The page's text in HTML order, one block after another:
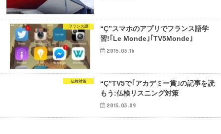
フランス語
“Ç”スマホのアプリでフランス語学
習!｢Le Monde｣｢TV5Monde｣
2015.03.16
仏検対策
“Ç”TV5で｢アカデミー賞｣の記事を読
もう:仏検リスニング対策
2015.03.09